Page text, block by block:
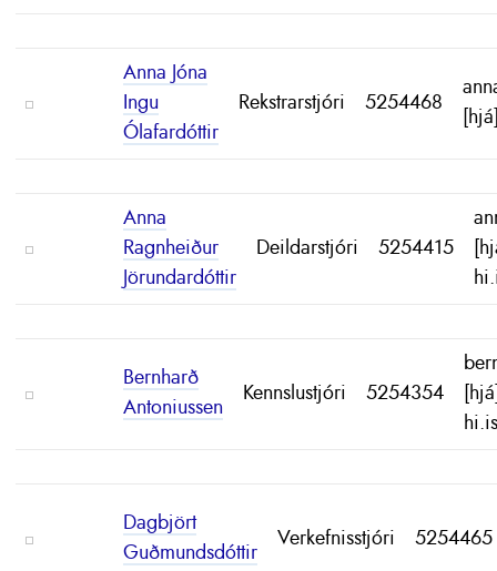
Anna Jóna
Ingu
Ólafardóttir
Rekstrarstjóri 5254468
Anna
Ragnheiður
Jörundardóttir
Deildarstjóri 5254415
Bernharð
Antoniussen
Kennslustjóri 5254354
Dagbjört
Guðmundsdóttir
Verkefnisstjóri 5254465